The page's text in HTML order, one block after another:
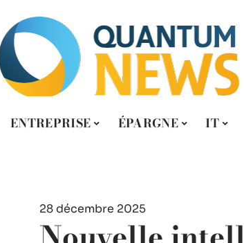
ENTREPRISE ÉPARGNE IT
28 décembre 2025